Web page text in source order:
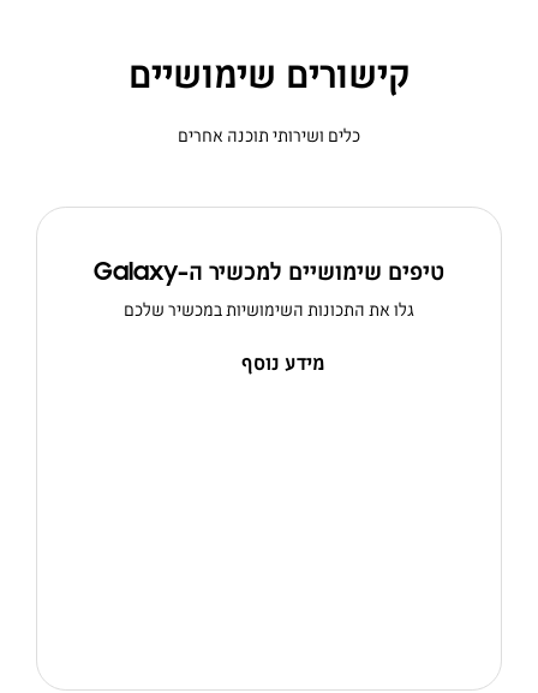
קישורים שימושיים
כלים ושירותי תוכנה אחרים
טיפים שימושיים למכשיר ה-Galaxy
גלו את התכונות השימושיות במכשיר שלכם
מידע נוסף